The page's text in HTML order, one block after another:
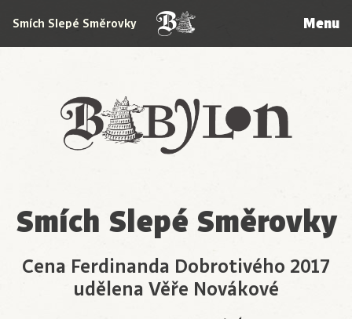
Babylon
Smích Slepé Směrovky Menu
Smích Slepé Směrovky
Cena Ferdinanda Dobrotivého 2017
udělena Věře Novákové